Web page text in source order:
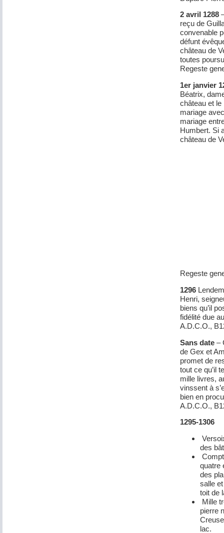
2 avril 1288
reçu de
convenable
défunt
château de
toutes
Regeste
1er janvier
Béatrix,
château et
mariage
mariage
Humbert. Si
château de
Regeste
1296
Henri,
biens qu’il
fidélité due
A.D.C.O.,
Sans date –
de Gex et
promet de
tout ce qu’il
mille livres,
vinssent à
bien en
A.D.C.O.,
1295-1306
des
quatre
des
salle
toit de
Mille
pierre
lac.